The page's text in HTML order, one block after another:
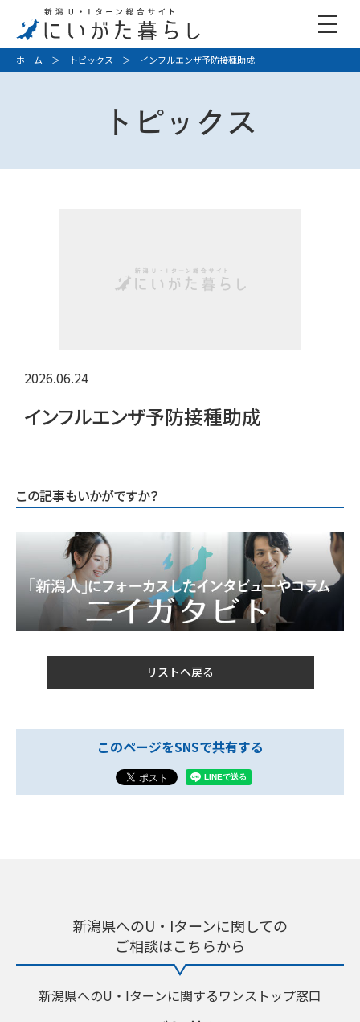
ホーム ＞ トピックス ＞ インフルエンザ予防接種助成
トピックス
2026.06.24
インフルエンザ予防接種助成
この記事もいかがですか？
リストへ戻る
このページをSNSで共有する
新潟県へのU・Iターンに関しての
ご相談はこちらから
新潟県へのU・Iターンに関するワンストップ窓口